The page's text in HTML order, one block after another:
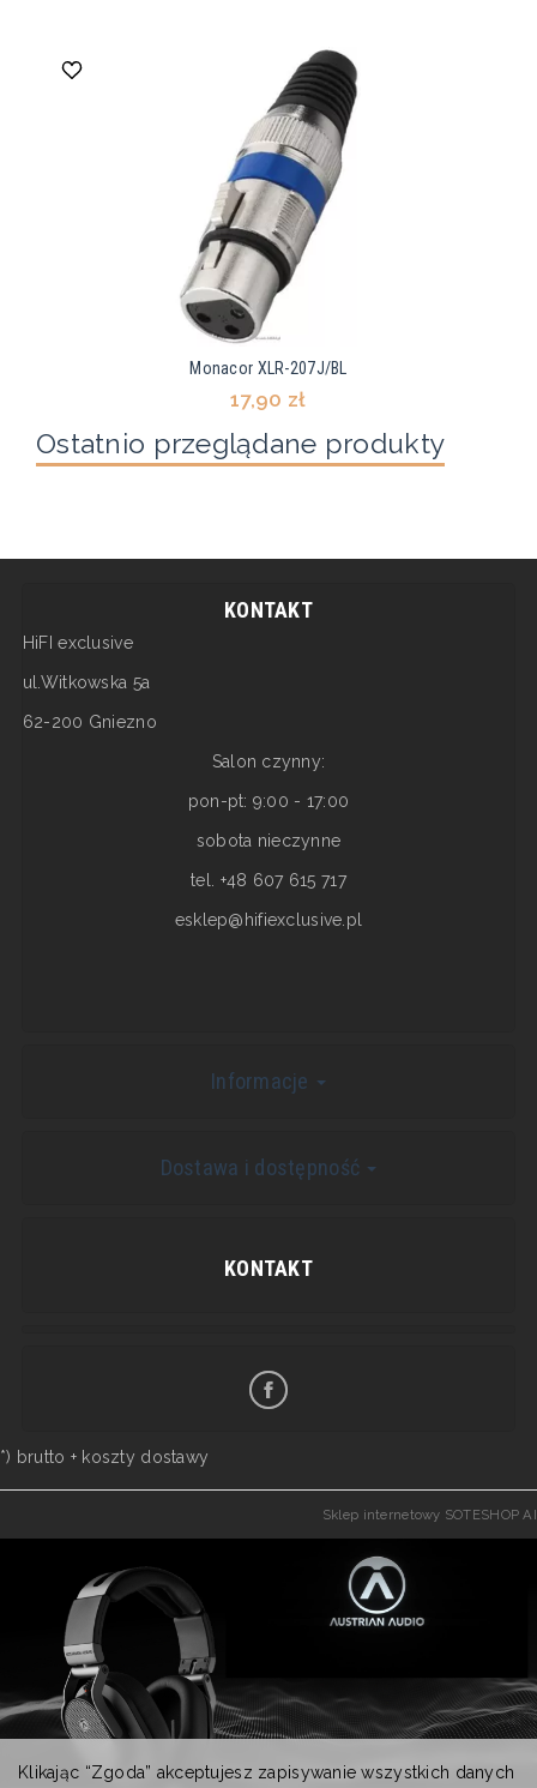
Monacor XLR-207J/BL
17,90 zł
Ostatnio przeglądane produkty
KONTAKT
HiFI exclusive
ul.Witkowska 5a
62-200 Gniezno
Salon czynny:
pon-pt: 9:00 - 17:00
sobota nieczynne
tel. +48 607 615 717
esklep@hifiexclusive.pl
Informacje
Dostawa i dostępność
KONTAKT
*) brutto + koszty dostawy
Sklep internetowy SOTESHOP AI
Klikając “Zgoda” akceptujesz zapisywanie wszystkich danych